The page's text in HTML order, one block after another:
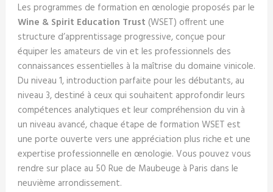
Les programmes de formation en œnologie proposés par le
Wine & Spirit Education Trust (WSET) offrent une
structure d’apprentissage progressive, conçue pour
équiper les amateurs de vin et les professionnels des
connaissances essentielles à la maîtrise du domaine vinicole.
Du niveau 1, introduction parfaite pour les débutants, au
niveau 3, destiné à ceux qui souhaitent approfondir leurs
compétences analytiques et leur compréhension du vin à
un niveau avancé, chaque étape de formation WSET est
une porte ouverte vers une appréciation plus riche et une
expertise professionnelle en œnologie. Vous pouvez vous
rendre sur place au 50 Rue de Maubeuge à Paris dans le
neuvième arrondissement.